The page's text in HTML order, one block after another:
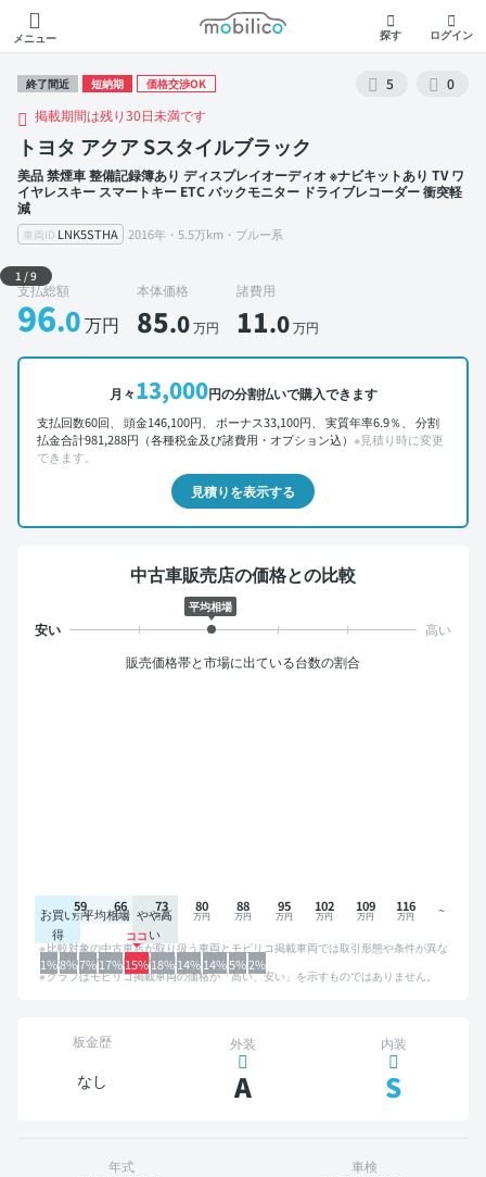
メニュー
モビリコ
探す ログイン
終了間近 短納期 価格交渉OK 5
0
掲載期間は残り30日未満です
トヨタ アクア Sスタイルブラック
美品 禁煙車 整備記録簿あり ディスプレイオーディオ ※ナビキットあり TV ワ
イヤレスキー スマートキー ETC バックモニター ドライブレコーダー 衝突軽
減
車両ID LNK5STHA 2016年・5.5万km・ブルー系
外装 左前
1 /9
支払総額
96.0万円
本体価格
85.0万円
諸費用
11.0万円
月々13,000円の分割払いで購入できます
支払回数60回、 頭金146,100円、 ボーナス33,100円、 実質年率6.9％、 分割
払金合計981,288円（各種税金及び諸費用・オプション込） ※見積り時に変更
できます。
見積りを表示する
中古車販売店の価格との比較
平均相場
販売価格帯と市場に出ている台数の割合
お買い
得
平均相場 やや高
い
1%8%7%17%15%18%14%14%5%2%
59 66 73 80 88 95 102 109 116
比較対象の中古車店が取り扱う車両とモビリコ掲載車両では取引形態や条件が異な
るため、グラフは参考情報です。
グラフはモビリコ掲載車両の価格が「高い、安い」を示すものではありません。
板金歴
なし
外装
A
内装
S
年式 車検